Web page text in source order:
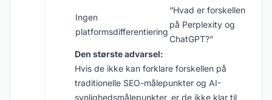
Ingen
platformsdifferentiering
“Hvad er forskellen
på Perplexity og
ChatGPT?”
Den største advarsel:
Hvis de ikke kan forklare forskellen på
traditionelle SEO-målepunkter og AI-
synlighedsmålepunkter, er de ikke klar til